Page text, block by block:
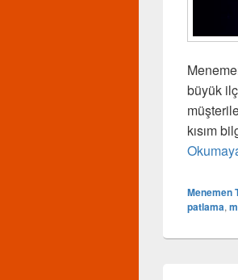
büyük
kısım
Menemen
patlama,